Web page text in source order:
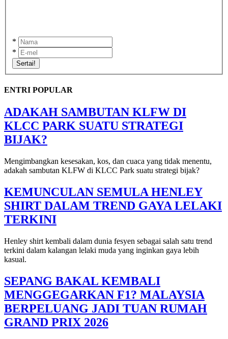
*
*
Sertai!
ENTRI POPULAR
ADAKAH SAMBUTAN KLFW DI
KLCC PARK SUATU STRATEGI
BIJAK?
Mengimbangkan kesesakan, kos, dan cuaca yang tidak menentu,
adakah sambutan KLFW di KLCC Park suatu strategi bijak?
KEMUNCULAN SEMULA HENLEY
SHIRT DALAM TREND GAYA LELAKI
TERKINI
Henley shirt kembali dalam dunia fesyen sebagai salah satu trend
terkini dalam kalangan lelaki muda yang inginkan gaya lebih
kasual.
SEPANG BAKAL KEMBALI
MENGGEGARKAN F1? MALAYSIA
BERPELUANG JADI TUAN RUMAH
GRAND PRIX 2026